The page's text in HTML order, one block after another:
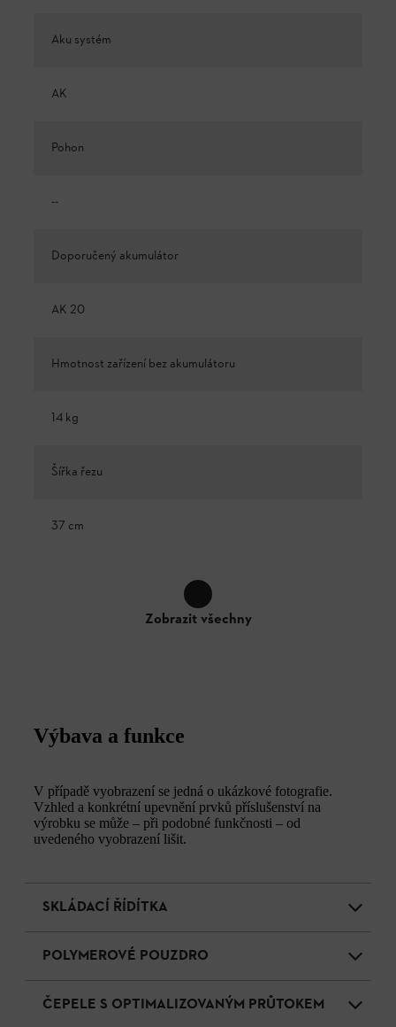
Aku systém
AK
Pohon
--
Doporučený akumulátor
AK 20
Hmotnost zařízení bez akumulátoru
14 kg
Šířka řezu
37 cm
Zobrazit všechny
Výbava a funkce
V případě vyobrazení se jedná o ukázkové fotografie.
Vzhled a konkrétní upevnění prvků příslušenství na
výrobku se může – při podobné funkčnosti – od
uvedeného vyobrazení lišit.
SKLÁDACÍ ŘÍDÍTKA
POLYMEROVÉ POUZDRO
ČEPELE S OPTIMALIZOVANÝM PRŮTOKEM